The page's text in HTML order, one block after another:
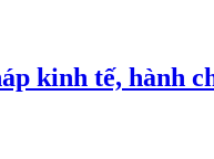
kinh tế, hành